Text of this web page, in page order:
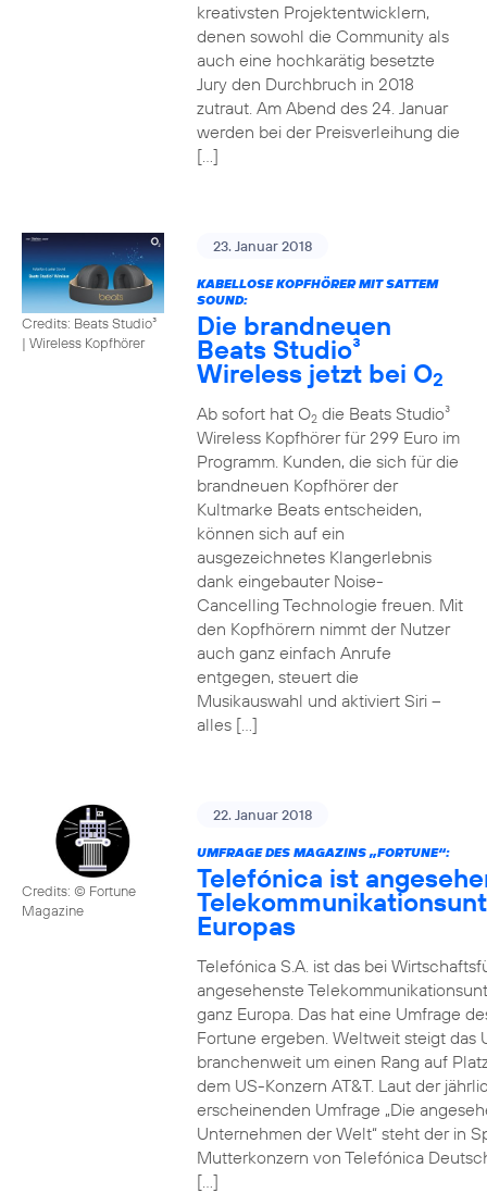
kreativsten Projektentwicklern,
denen sowohl die Community als
auch eine hochkarätig besetzte
Jury den Durchbruch in 2018
zutraut. Am Abend des 24. Januar
werden bei der Preisverleihung die
[…]
Credits: Beats Studio³
| Wireless Kopfhörer
23. Januar 2018
KABELLOSE KOPFHÖRER MIT SATTEM
SOUND:
Die brandneuen
Beats Studio³
Wireless jetzt bei O2
Ab sofort hat O2die Beats Studio³
Wireless Kopfhörer für 299 Euro im
Programm. Kunden, die sich für die
brandneuen Kopfhörer der
Kultmarke Beats entscheiden,
können sich auf ein
ausgezeichnetes Klangerlebnis
dank eingebauter Noise-
Cancelling Technologie freuen. Mit
den Kopfhörern nimmt der Nutzer
auch ganz einfach Anrufe
entgegen, steuert die
Musikauswahl und aktiviert Siri –
alles […]
Credits: © Fortune
Magazine
22. Januar 2018
UMFRAGE DES MAGAZINS „FORTUNE“:
Telefónica ist
Europas
Telefónica S.A. ist das bei
angesehenste
ganz Europa. Das hat eine Umfrage
Fortune ergeben. Weltweit steigt das
branchenweit um einen Rang auf
dem US-Konzern AT&T. Laut der
erscheinenden Umfrage „Die
Unternehmen der Welt“ steht der in
Mutterkonzern von Telefónica
[…]